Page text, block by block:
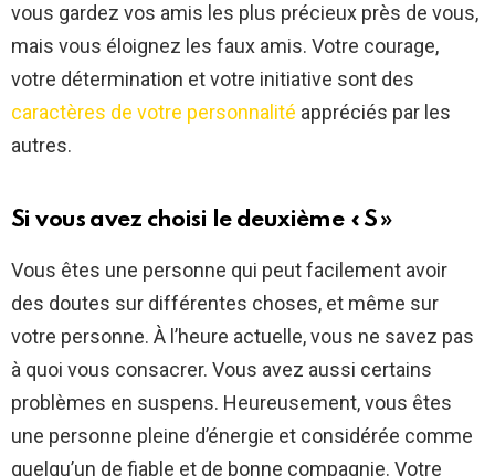
vous gardez vos amis les plus précieux près de vous,
mais vous éloignez les faux amis. Votre courage,
votre détermination et votre initiative sont des
caractères de votre personnalité appréciés par les
autres.
Si vous avez choisi le deuxième « S »
Vous êtes une personne qui peut facilement avoir
des doutes sur différentes choses, et même sur
votre personne. À l’heure actuelle, vous ne savez pas
à quoi vous consacrer. Vous avez aussi certains
problèmes en suspens. Heureusement, vous êtes
une personne pleine d’énergie et considérée comme
quelqu’un de fiable et de bonne compagnie. Votre